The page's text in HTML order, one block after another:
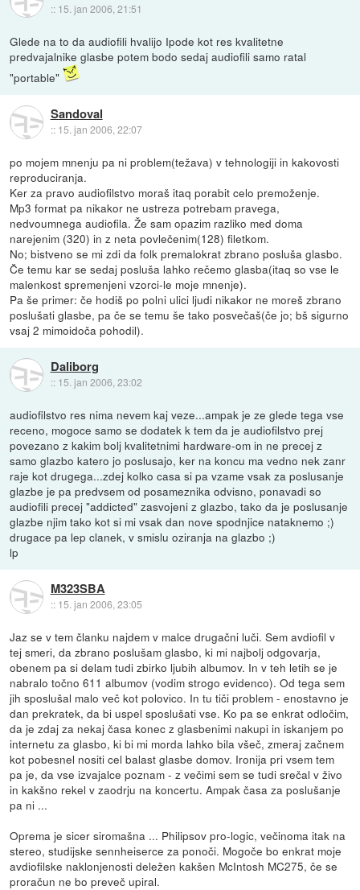
:: 15. jan 2006, 21:51
Glede na to da audiofili hvalijo Ipode kot res kvalitetne
predvajalnike glasbe potem bodo sedaj audiofili samo ratal
"portable"
Sandoval
:: 15. jan 2006, 22:07
po mojem mnenju pa ni problem(težava) v tehnologiji in kakovosti
reproduciranja.
Ker za pravo audiofilstvo moraš itaq porabit celo premoženje.
Mp3 format pa nikakor ne ustreza potrebam pravega,
nedvoumnega audiofila. Že sam opazim razliko med doma
narejenim (320) in z neta povlečenim(128) filetkom.
No; bistveno se mi zdi da folk premalokrat zbrano posluša glasbo.
Če temu kar se sedaj posluša lahko rečemo glasba(itaq so vse le
malenkost spremenjeni vzorci-le moje mnenje).
Pa še primer: če hodiš po polni ulici ljudi nikakor ne moreš zbrano
poslušati glasbe, pa če se temu še tako posvečaš(če jo; bš sigurno
vsaj 2 mimoidoča pohodil).
Daliborg
:: 15. jan 2006, 23:02
audiofilstvo res nima nevem kaj veze...ampak je ze glede tega vse
receno, mogoce samo se dodatek k tem da je audiofilstvo prej
povezano z kakim bolj kvalitetnimi hardware-om in ne precej z
samo glazbo katero jo poslusajo, ker na koncu ma vedno nek zanr
raje kot drugega...zdej kolko casa si pa vzame vsak za poslusanje
glazbe je pa predvsem od posameznika odvisno, ponavadi so
audiofili precej "addicted" zasvojeni z glazbo, tako da je poslusanje
glazbe njim tako kot si mi vsak dan nove spodnjice nataknemo ;)
drugace pa lep clanek, v smislu oziranja na glazbo ;)
lp
M323SBA
:: 15. jan 2006, 23:05
Jaz se v tem članku najdem v malce drugačni luči. Sem avdiofil v
tej smeri, da zbrano poslušam glasbo, ki mi najbolj odgovarja,
obenem pa si delam tudi zbirko ljubih albumov. In v teh letih se je
nabralo točno 611 albumov (vodim strogo evidenco). Od tega sem
jih sposlušal malo več kot polovico. In tu tiči problem - enostavno je
dan prekratek, da bi uspel sposlušati vse. Ko pa se enkrat odločim,
da je zdaj za nekaj časa konec z glasbenimi nakupi in iskanjem po
internetu za glasbo, ki bi mi morda lahko bila všeč, zmeraj začnem
kot pobesnel nositi cel balast glasbe domov. Ironija pri vsem tem
pa je, da vse izvajalce poznam - z večimi sem se tudi srečal v živo
in kakšno rekel v zaodrju na koncertu. Ampak časa za poslušanje
pa ni ...
Oprema je sicer siromašna ... Philipsov pro-logic, večinoma itak na
stereo, studijske sennheiserce za ponoči. Mogoče bo enkrat moje
avdiofilske naklonjenosti deležen kakšen McIntosh MC275, če se
proračun ne bo preveč upiral.